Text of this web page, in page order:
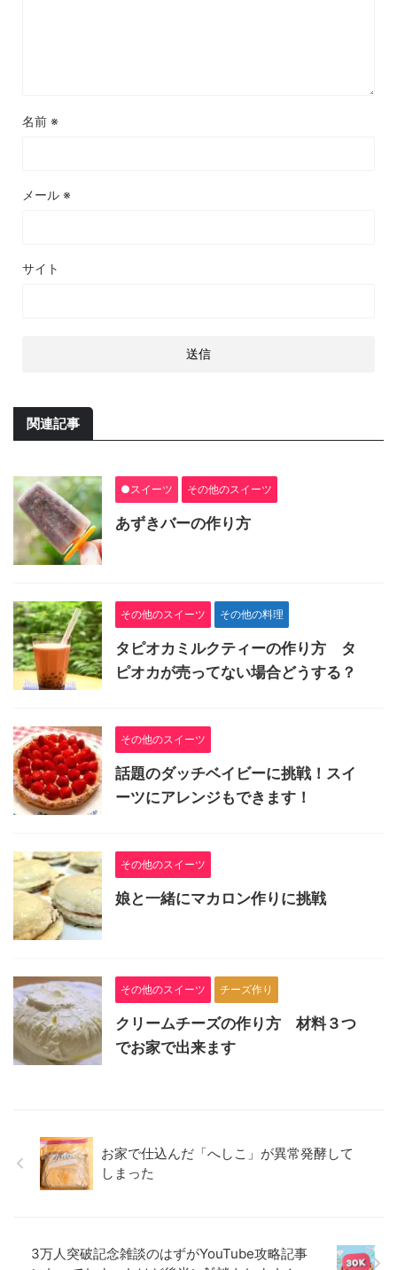
名前 ※
メール ※
サイト
関連記事
●スイーツ その他のスイーツ
あずきバーの作り方
その他のスイーツ その他の料理
タピオカミルクティーの作り方 タ
ピオカが売ってない場合どうする？
その他のスイーツ
話題のダッチベイビーに挑戦！スイ
ーツにアレンジもできます！
その他のスイーツ
娘と一緒にマカロン作りに挑戦
その他のスイーツ チーズ作り
クリームチーズの作り方 材料３つ
でお家で出来ます
お家で仕込んだ「へしこ」が異常発酵して
しまった
3万人突破記念雑談のはずがYouTube攻略記事